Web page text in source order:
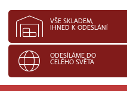
VŠE SKLADEM,
IHNED K ODESLÁNÍ
ODESÍLÁME DO
CELÉHO SVĚTA